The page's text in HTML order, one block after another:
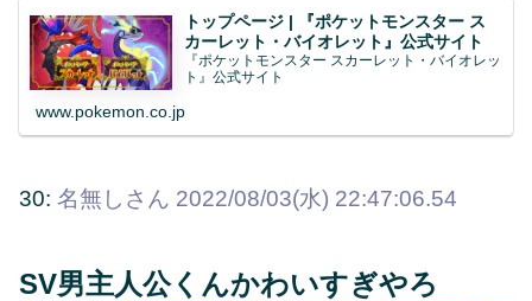
トップページ | 『ポケットモンスター ス
カーレット・バイオレット』公式サイト
『ポケットモンスター スカーレット・バイオレッ
ト』公式サイト
www.pokemon.co.jp
30: 名無しさん 2022/08/03(水) 22:47:06.54
SV男主人公くんかわいすぎやろ